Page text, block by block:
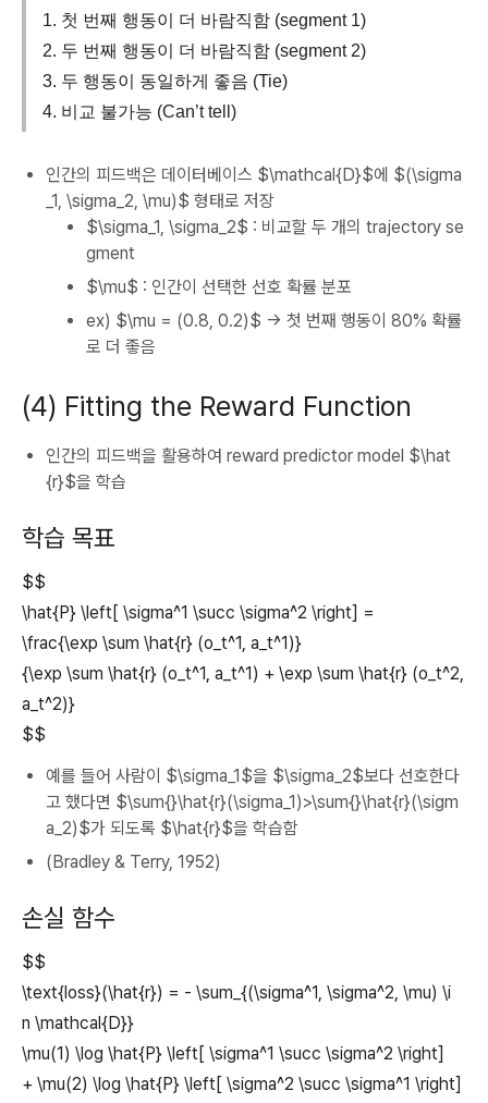
1. 첫 번째 행동이 더 바람직함 (segment 1)
2. 두 번째 행동이 더 바람직함 (segment 2)
3. 두 행동이 동일하게 좋음 (Tie)
4. 비교 불가능 (Can’t tell)
인간의 피드백은 데이터베이스 $\mathcal{D}$에 $(\sigma
_1, \sigma_2, \mu)$ 형태로 저장
$\sigma_1, \sigma_2$ : 비교할 두 개의 trajectory se
gment
$\mu$ : 인간이 선택한 선호 확률 분포
ex) $\mu = (0.8, 0.2)$ → 첫 번째 행동이 80% 확률
로 더 좋음
(4) Fitting the Reward Function
인간의 피드백을 활용하여 reward predictor model $\hat
{r}$을 학습
학습 목표
$$
\hat{P} \left[ \sigma^1 \succ \sigma^2 \right] =
\frac{\exp \sum \hat{r} (o_t^1, a_t^1)}
{\exp \sum \hat{r} (o_t^1, a_t^1) + \exp \sum \hat{r} (o_t^2,
a_t^2)}
$$
예를 들어 사람이 $\sigma_1$을 $\sigma_2$보다 선호한다
고 했다면 $\sum{}\hat{r}(\sigma_1)>\sum{}\hat{r}(\sigm
a_2)$가 되도록 $\hat{r}$을 학습함
(Bradley & Terry, 1952)
손실 함수
$$
\text{loss}(\hat{r}) = - \sum_{(\sigma^1, \sigma^2, \mu) \i
n \mathcal{D}}
\mu(1) \log \hat{P} \left[ \sigma^1 \succ \sigma^2 \right]
+ \mu(2) \log \hat{P} \left[ \sigma^2 \succ \sigma^1 \right]